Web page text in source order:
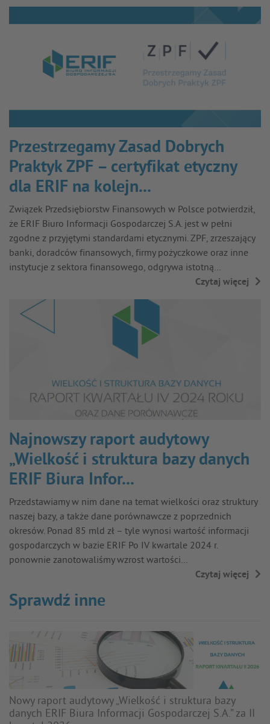
Przestrzegamy Zasad Dobrych
Praktyk ZPF – certyfikat etyczny
dla ERIF na kolejn...
Związek Przedsiębiorstw Finansowych w Polsce potwierdził,
że ERIF Biuro Informacji Gospodarczej S.A. jest w pełni
zgodne z przyjętymi standardami etycznymi. ZPF, zrzeszający
banki, doradców finansowych, firmy pożyczkowe oraz inne
instytucje z sektora finansowego, odgrywa istotną…
Czytaj więcej
Najnowszy raport audytowy
„Wielkość i struktura bazy danych
ERIF Biura Infor...
Przedstawiamy w nim dane na temat wielkości oraz struktury
naszej bazy, a także dane porównawcze z poprzednich
okresów. Ponad 85 mld zł – tyle wynosi wartość informacji
gospodarczych w bazie ERIF Po IV kwartale 2024 r.
ponownie zanotowaliśmy wzrost wartości…
Czytaj więcej
Sprawdź inne
Nowy raport audytowy „Wielkość i struktura bazy
danych ERIF Biura Informacji Gospodarczej S.A.” za II